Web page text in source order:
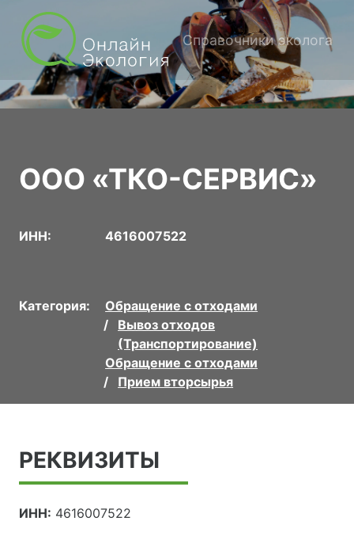
Справочники эколога
ООО «ТКО-СЕРВИС»
ИНН: 4616007522
Категория:
Обращение с отходами
Вывоз отходов
(Транспортирование)
Обращение с отходами
Прием вторсырья
РЕКВИЗИТЫ
ИНН: 4616007522